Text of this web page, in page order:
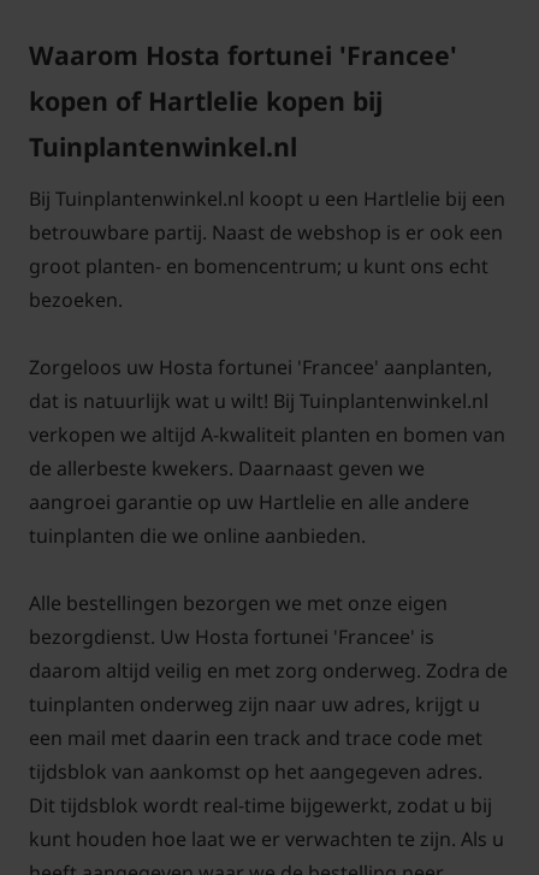
Waarom Hosta fortunei 'Francee'
kopen of Hartlelie kopen bij
Tuinplantenwinkel.nl
Bij Tuinplantenwinkel.nl koopt u een Hartlelie bij een
betrouwbare partij. Naast de webshop is er ook een
groot planten- en bomencentrum; u kunt ons echt
bezoeken.
Zorgeloos uw Hosta fortunei 'Francee' aanplanten,
dat is natuurlijk wat u wilt! Bij Tuinplantenwinkel.nl
verkopen we altijd A-kwaliteit planten en bomen van
de allerbeste kwekers. Daarnaast geven we
aangroei garantie op uw Hartlelie en alle andere
tuinplanten die we online aanbieden.
Alle bestellingen bezorgen we met onze eigen
bezorgdienst. Uw Hosta fortunei 'Francee' is
daarom altijd veilig en met zorg onderweg. Zodra de
tuinplanten onderweg zijn naar uw adres, krijgt u
een mail met daarin een track and trace code met
tijdsblok van aankomst op het aangegeven adres.
Dit tijdsblok wordt real-time bijgewerkt, zodat u bij
kunt houden hoe laat we er verwachten te zijn. Als u